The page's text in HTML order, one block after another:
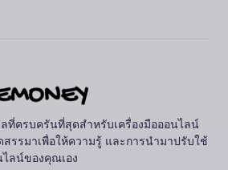
ครบครันที่สุดสำหรับเครื่องมือออนไลน์
รรมาเพื่อให้ความรู้ และการนำมาปรับใช้
ไลน์ของคุณเอง